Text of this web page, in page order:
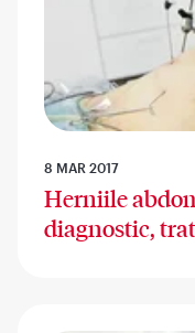
8 MAR 2017
Herniile
diagnostic,